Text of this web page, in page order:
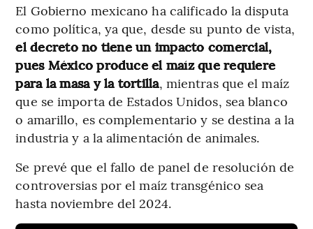
El Gobierno mexicano ha calificado la disputa
como política, ya que, desde su punto de vista,
el decreto no tiene un impacto comercial,
pues México produce el maíz que requiere
para la masa y la tortilla, mientras que el maíz
que se importa de Estados Unidos, sea blanco
o amarillo, es complementario y se destina a la
industria y a la alimentación de animales.
Se prevé que el fallo de panel de resolución de
controversias por el maíz transgénico sea
hasta noviembre del 2024.